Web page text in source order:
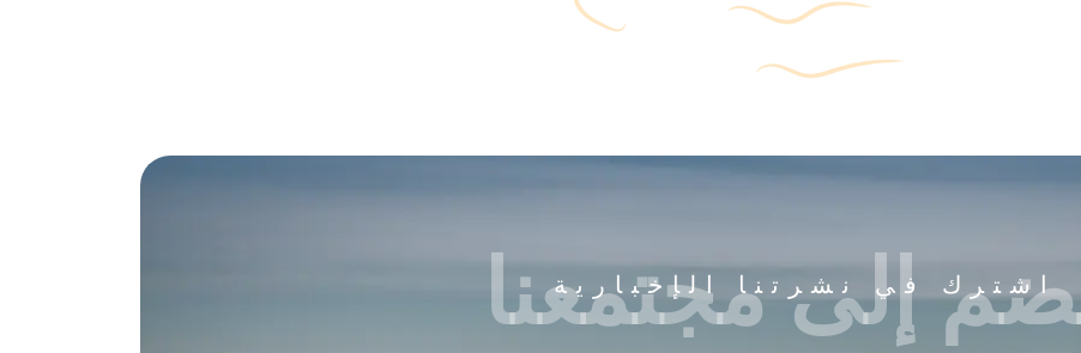
اشترك في نشرتنا الإخبارية
إلى مجتمعنا